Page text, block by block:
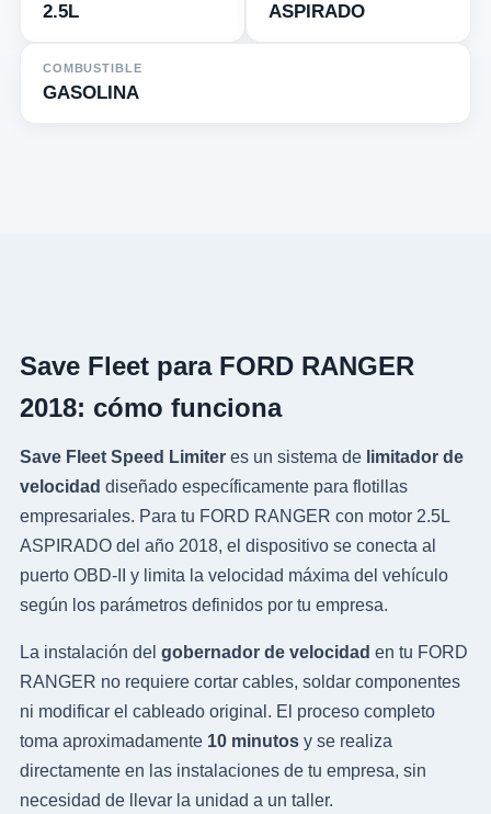
2.5L ASPIRADO
COMBUSTIBLE
GASOLINA
Save Fleet para FORD RANGER
2018: cómo funciona
Save Fleet Speed Limiteres un sistema de limitador de
velocidad diseñado específicamente para flotillas
empresariales. Para tu FORD RANGER con motor 2.5L
ASPIRADO del año 2018, el dispositivo se conecta al
puerto OBD-II y limita la velocidad máxima del vehículo
según los parámetros definidos por tu empresa.
La instalación del gobernador de velocidad en tu FORD
RANGER no requiere cortar cables, soldar componentes
ni modificar el cableado original. El proceso completo
toma aproximadamente 10 minutosy se realiza
directamente en las instalaciones de tu empresa, sin
necesidad de llevar la unidad a un taller.